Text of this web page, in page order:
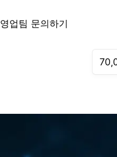
영업팀 문의하기